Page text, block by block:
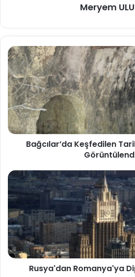
Meryem
Bağcılar’da Keşfedilen
Rusya'dan Romanya'ya